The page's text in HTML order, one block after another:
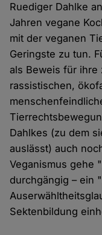
Ruediger Dahlke
Jahren vegane
mit der veganen
Geringste zu tun.
als Beweis für
rassistischen,
Dahlkes (zu dem
auslässt) auch
Veganismus gehe
durchgängig – ein
Sektenbildung